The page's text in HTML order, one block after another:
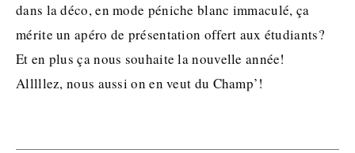
dans la déco, en mode péniche blanc immaculé, ça
mérite un apéro de présentation offert aux étudiants?
Et en plus ça nous souhaite la nouvelle année!
Alllllez, nous aussi on en veut du Champ’!